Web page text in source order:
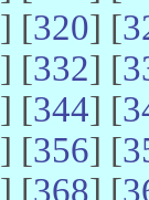
] [320] [
] [332] [
] [344] [
] [356] [
] [368] [